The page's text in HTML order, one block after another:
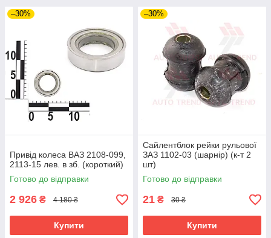
–30%
Привід колеса ВАЗ 2108-099,
2113-15 лев. в зб. (короткий)
Готово до відправки
2 926 ₴ 4 180 ₴
Купити
–30%
Сайлентблок рейки рульової
ЗАЗ 1102-03 (шарнір) (к-т 2
шт)
Готово до відправки
21 ₴ 30 ₴
Купити